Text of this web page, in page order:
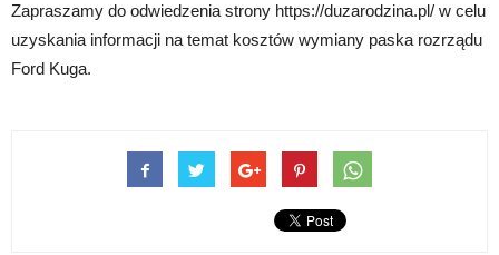
Zapraszamy do odwiedzenia strony https://duzarodzina.pl/ w celu
uzyskania informacji na temat kosztów wymiany paska rozrządu
Ford Kuga.